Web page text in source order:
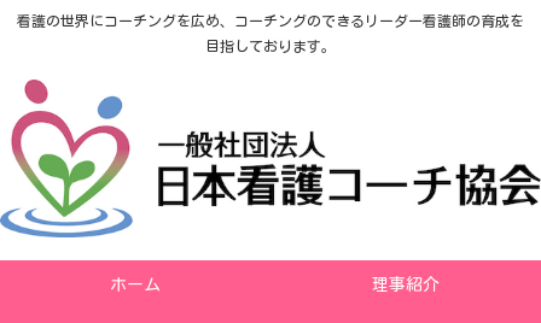
看護の世界にコーチングを広め、コーチングのできるリーダー看護師の育成を
目指しております。
ホーム 理事紹介